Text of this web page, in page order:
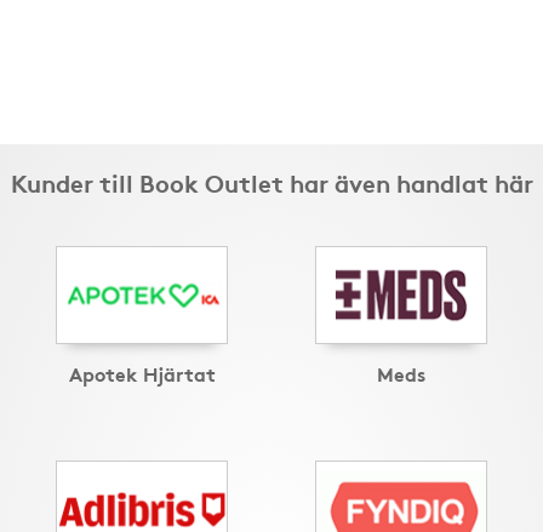
Kunder till Book Outlet har även handlat här
Apotek Hjärtat Meds